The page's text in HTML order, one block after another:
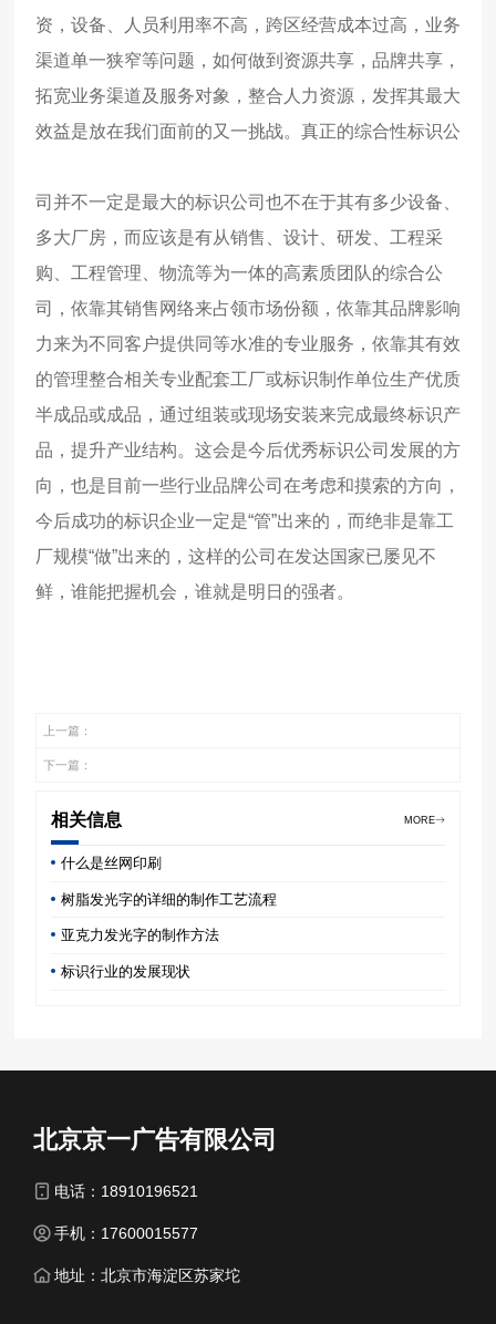
资，设备、人员利用率不高，跨区经营成本过高，业务
渠道单一狭窄等问题，如何做到资源共享，品牌共享，
拓宽业务渠道及服务对象，整合人力资源，发挥其最大
效益是放在我们面前的又一挑战。 真正的综合性标识公
司并不一定是最大的标识公司也不在于其有多少设备、
多大厂房，而应该是有从销售、设计、研发、工程采
购、工程管理、物流等为一体的高素质团队的综合公
司，依靠其销售网络来占领市场份额，依靠其品牌影响
力来为不同客户提供同等水准的专业服务，依靠其有效
的管理整合相关专业配套工厂或标识制作单位生产优质
半成品或成品，通过组装或现场安装来完成最终标识产
品，提升产业结构。这会是今后优秀标识公司发展的方
向，也是目前一些行业品牌公司在考虑和摸索的方向，
今后成功的标识企业一定是“管”出来的，而绝非是靠工
厂规模“做”出来的，这样的公司在发达国家已屡见不
鲜，谁能把握机会，谁就是明日的强者。
上一篇：
下一篇：
相关信息 MORE
什么是丝网印刷
树脂发光字的详细的制作工艺流程
亚克力发光字的制作方法
标识行业的发展现状
北京京一广告有限公司
电话：18910196521
手机：17600015577
地址：北京市海淀区苏家坨